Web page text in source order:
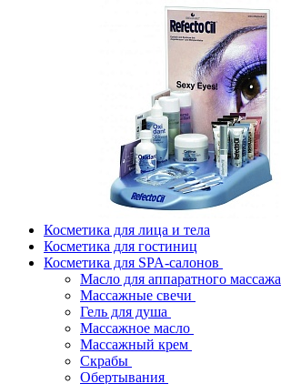
Косметика для лица и тела
Косметика для гостиниц
Косметика для SPA-салонов
Масло для аппаратного массажа
Массажные свечи
Гель для душа
Массажное масло
Массажный крем
Скрабы
Обертывания